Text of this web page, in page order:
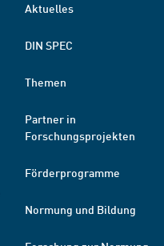
Aktuelles
DIN SPEC
Themen
Partner in
Forschungsprojekten
Förderprogramme
Normung und Bildung